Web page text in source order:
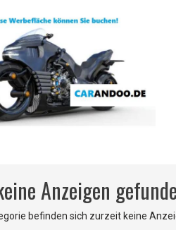
Anzeigen
befinden sich zurzeit keine